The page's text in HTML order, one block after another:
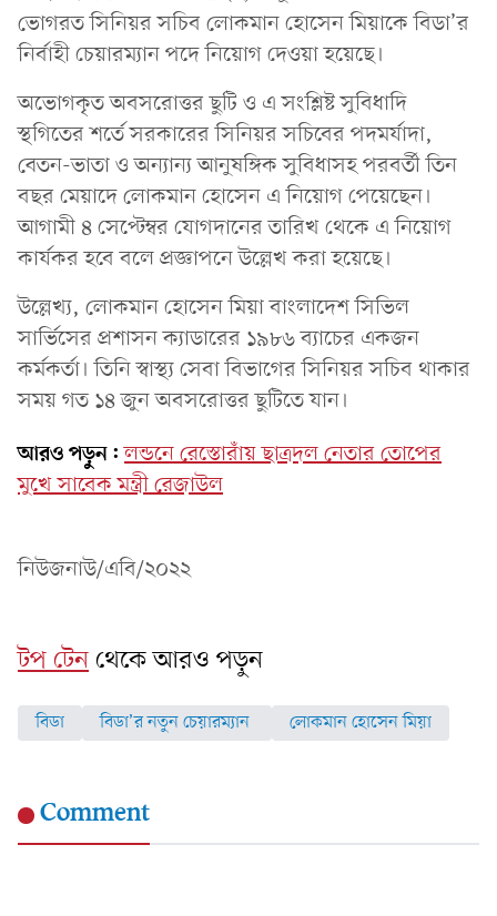
ভোগরত সিনিয়র সচিব লোকমান হোসেন মিয়াকে বিডা’র
নির্বাহী চেয়ারম্যান পদে নিয়োগ দেওয়া হয়েছে।
অভোগকৃত অবসরোত্তর ছুটি ও এ সংশ্লিষ্ট সুবিধাদি
স্থগিতের শর্তে সরকারের সিনিয়র সচিবের পদমর্যাদা,
বেতন-ভাতা ও অন্যান্য আনুষঙ্গিক সুবিধাসহ পরবর্তী তিন
বছর মেয়াদে লোকমান হোসেন এ নিয়োগ পেয়েছেন।
আগামী ৪ সেপ্টেম্বর যোগদানের তারিখ থেকে এ নিয়োগ
কার্যকর হবে বলে প্রজ্ঞাপনে উল্লেখ করা হয়েছে।
উল্লেখ্য, লোকমান হোসেন মিয়া বাংলাদেশ সিভিল
সার্ভিসের প্রশাসন ক্যাডারের ১৯৮৬ ব্যাচের একজন
কর্মকর্তা। তিনি স্বাস্থ্য সেবা বিভাগের সিনিয়র সচিব থাকার
সময় গত ১৪ জুন অবসরোত্তর ছুটিতে যান।
আরও পড়ুন: লন্ডনে রেস্তোরাঁয় ছাত্রদল নেতার তোপের
মুখে সাবেক মন্ত্রী রেজাউল
নিউজনাউ/এবি/২০২২
টপ টেনথেকে আরও পড়ুন
বিডা বিডা’র নতুন চেয়ারম্যান লোকমান হোসেন মিয়া
Comment